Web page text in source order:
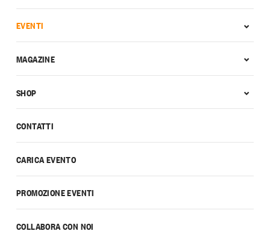
CONTATTI
CARICA EVENTO
PROMOZIONE EVENTI
COLLABORA CON NOI
EVENTI
MAGAZINE
SHOP